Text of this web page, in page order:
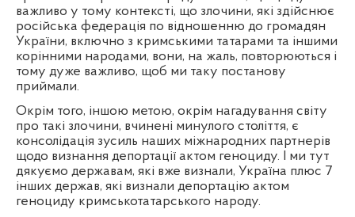
важливо у тому контексті, що злочини, які здійснює
російська федерація по відношенню до громадян
України, включно з кримськими татарами та іншими
корінними народами, вони, на жаль, повторюються і
тому дуже важливо, щоб ми таку постанову
приймали.
Окрім того, іншою метою, окрім нагадування світу
про такі злочини, вчинені минулого століття, є
консолідація зусиль наших міжнародних партнерів
щодо визнання депортації актом геноциду. І ми тут
дякуємо державам, які вже визнали, Україна плюс 7
інших держав, які визнали депортацію актом
геноциду кримськотатарського народу.